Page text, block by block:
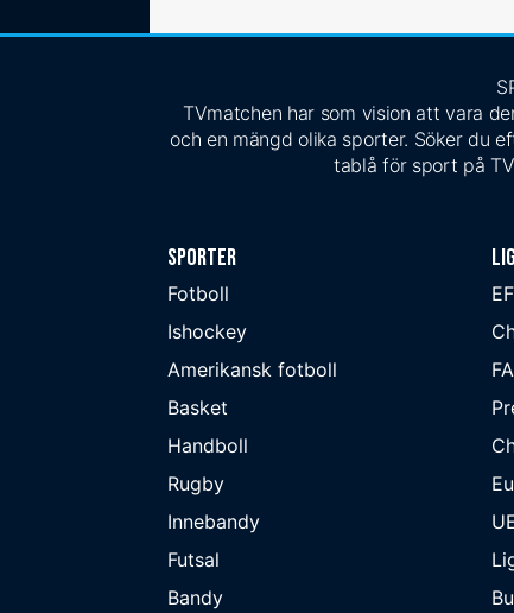
TVmatchen har som vision att vara
och en mängd olika sporter. Söker du
tablå för sport på
Sporter
Fotboll
Ishockey
Amerikansk fotboll
Basket
Handboll
Rugby
Innebandy
Futsal
Bandy